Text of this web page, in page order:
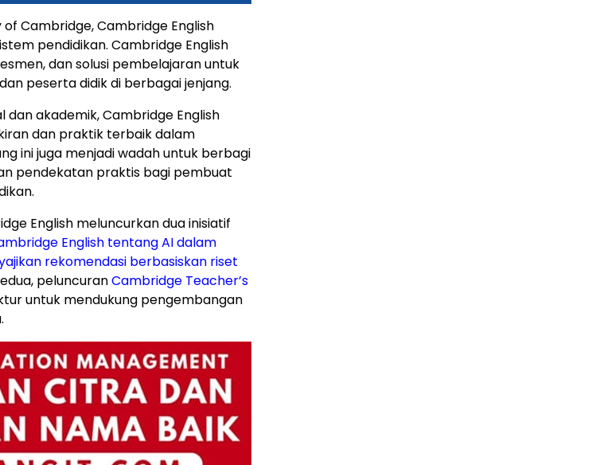
Cambridge, Cambridge English
pendidikan. Cambridge English
dan solusi pembelajaran untuk
peserta didik di berbagai jenjang.
dan akademik, Cambridge English
dan praktik terbaik dalam
ini juga menjadi wadah untuk berbagi
pendekatan praktis bagi pembuat
English meluncurkan dua inisiatif
English tentang AI dalam
rekomendasi berbasiskan riset
peluncuranCambridge Teacher’s
untuk mendukung pengembangan